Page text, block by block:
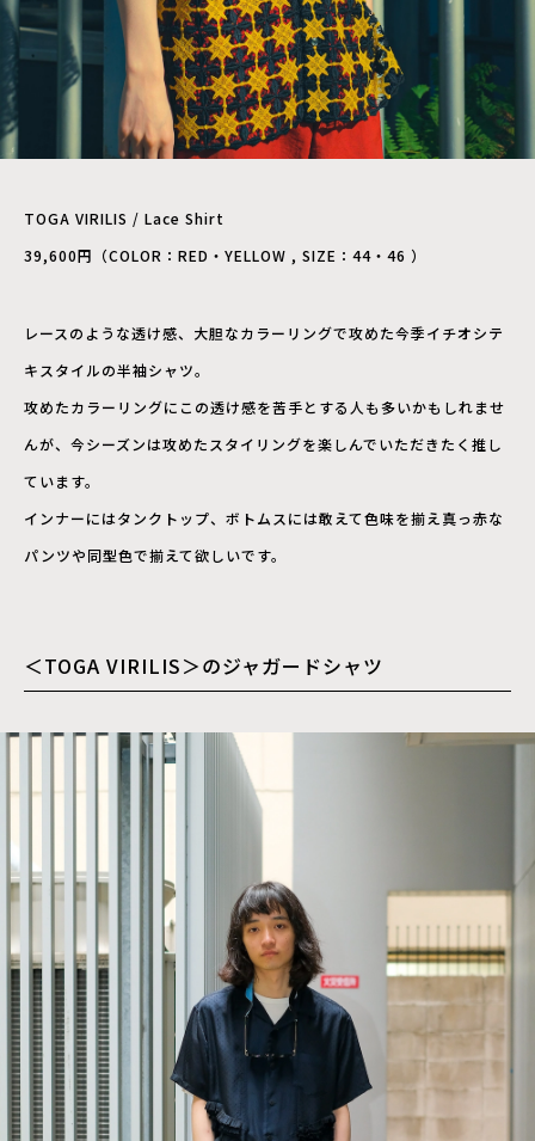
TOGA VIRILIS / Lace Shirt
39,600円（COLOR：RED・YELLOW , SIZE：44・46 ）
レースのような透け感、大胆なカラーリングで攻めた今季イチオシテ
キスタイルの半袖シャツ。
攻めたカラーリングにこの透け感を苦手とする人も多いかもしれませ
んが、今シーズンは攻めたスタイリングを楽しんでいただきたく推し
ています。
インナーにはタンクトップ、ボトムスには敢えて色味を揃え真っ赤な
パンツや同型色で揃えて欲しいです。
＜TOGA VIRILIS＞のジャガードシャツ